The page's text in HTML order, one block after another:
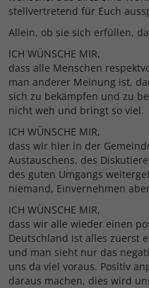
stellvertretend für Euch
Allein, ob sie sich erfüllen,
ICH WÜNSCHE MIR,
dass alle Menschen
man anderer Meinung ist,
sich zu bekämpfen und zu
nicht weh und bringt so viel.
ICH WÜNSCHE MIR,
dass wir hier in der
Austauschens, des
des guten Umgangs
niemand, Einvernehmen
ICH WÜNSCHE MIR,
dass wir alle wieder einen
Deutschland ist alles zuerst
und man sieht nur das
uns da viel voraus. Positiv
daraus machen, dies wird